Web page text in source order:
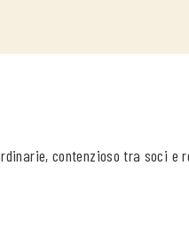
contenzioso tra soci